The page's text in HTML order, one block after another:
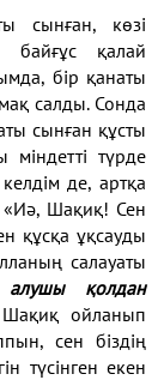
сынған, көзі
байғұс қалай
бір қанаты
салды. Сонда
сынған құсты
түрде
де, артқа
«Иә, Шақиқ! Сен
құсқа ұқсауды
салауаты
алушы қолдан
ойланып
сен біздің
түсінген екен